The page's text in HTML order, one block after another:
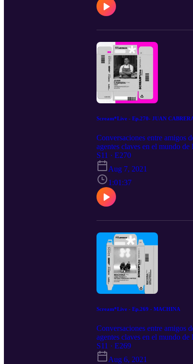
Scream*Live - Ep.270- JUAN
Conversaciones entre amigos
agentes claves en el mundo
https://tinyurl.com/337tmc85
RSS.com
S11 · E270
Aug 7, 2021
1:01:37
Scream*Live - Ep.269 - MACHINA
Conversaciones entre amigos
agentes claves en el mundo
https://tinyurl.com/337tmc85
RSS.com
S11 · E269
Aug 6, 2021